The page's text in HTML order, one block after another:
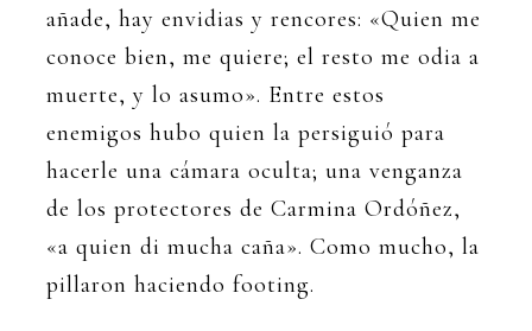
añade, hay envidias y rencores: «Quien me
conoce bien, me quiere; el resto me odia a
muerte, y lo asumo». Entre estos
enemigos hubo quien la persiguió para
hacerle una cámara oculta; una venganza
de los protectores de Carmina Ordóñez,
«a quien di mucha caña». Como mucho, la
pillaron haciendo footing.